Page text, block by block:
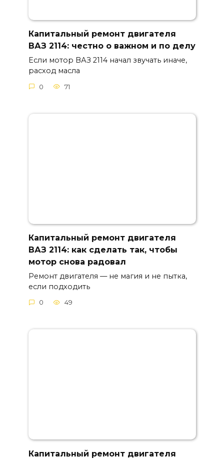
Капитальный ремонт двигателя
ВАЗ 2114: честно о важном и по делу
Если мотор ВАЗ 2114 начал звучать иначе,
расход масла
0 71
Капитальный ремонт двигателя
ВАЗ 2114: как сделать так, чтобы
мотор снова радовал
Ремонт двигателя — не магия и не пытка,
если подходить
0 49
Капитальный ремонт двигателя